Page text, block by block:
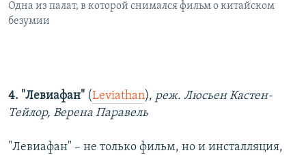
Одна из палат, в которой снимался фильм о китайском
безумии
4. "Левиафан" (Leviathan), реж. Люсьен Кастен-
Тейлор, Верена Паравель
"Левиафан" – не только фильм, но и инсталляция,